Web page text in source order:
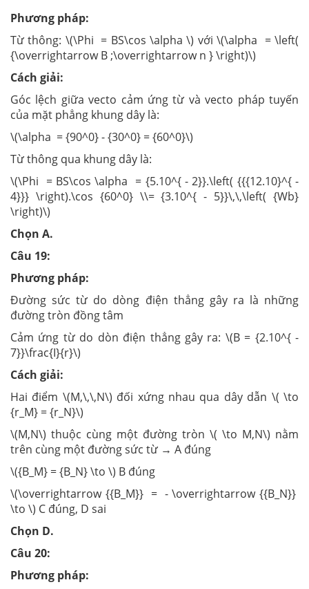
Phương pháp:
Từ thông: \(\Phi = BS\cos \alpha \) với \(\alpha = \left(
{\overrightarrow B ;\overrightarrow n } \right)\)
Cách giải:
Góc lệch giữa vecto cảm ứng từ và vecto pháp tuyến
của mặt phẳng khung dây là:
\(\alpha = {90^0} - {30^0} = {60^0}\)
Từ thông qua khung dây là:
\(\Phi = BS\cos \alpha = {5.10^{ - 2}}.\left( {{{12.10}^{ -
4}}} \right).\cos {60^0} \\= {3.10^{ - 5}}\,\,\left( {Wb}
\right)\)
Chọn A.
Câu 19:
Phương pháp:
Đường sức từ do dòng điện thẳng gây ra là những
đường tròn đồng tâm
Cảm ứng từ do dòn điện thẳng gây ra: \(B = {2.10^{ -
7}}\frac{I}{r}\)
Cách giải:
Hai điểm \(M,\,\,N\) đối xứng nhau qua dây dẫn \( \to
{r_M} = {r_N}\)
\(M,N\) thuộc cùng một đường tròn \( \to M,N\) nằm
trên cùng một đường sức từ → A đúng
\({B_M} = {B_N} \to \) B đúng
\(\overrightarrow {{B_M}} = - \overrightarrow {{B_N}}
\to \) C đúng, D sai
Chọn D.
Câu 20:
Phương pháp: